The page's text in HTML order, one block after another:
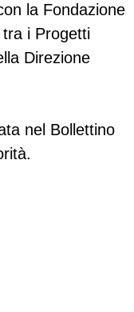
la Fondazione
i Progetti
Direzione
nel Bollettino